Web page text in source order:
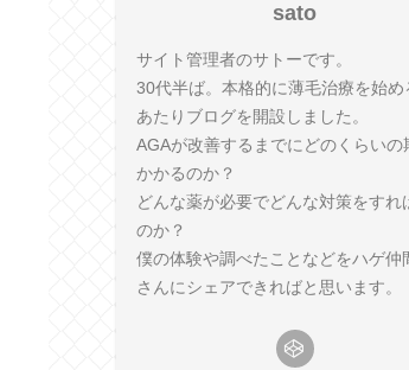
sato
サイト管理者のサトーです。
30代半ば。本格的に薄毛治療を始め
あたりブログを開設しました。
AGAが改善するまでにどのくらいの
かかるのか？
どんな薬が必要でどんな対策をすれ
のか？
僕の体験や調べたことなどをハゲ仲
さんにシェアできればと思います。